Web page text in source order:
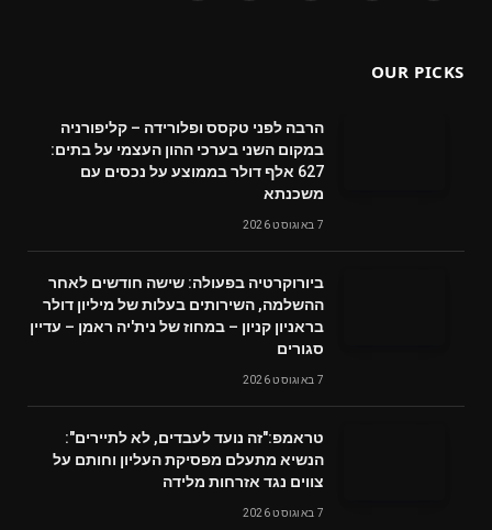
OUR PICKS
הרבה לפני טקסס ופלורידה – קליפורניה
במקום השני בערכי ההון העצמי על בתים:
627 אלף דולר בממוצע על נכסים עם
משכנתא
7 באוגוסט 2026
ביורוקרטיה בפעולה: שישה חודשים לאחר
ההשלמה, השירותים בעלות של מיליון דולר
בראניון קניון – במחוז של נית'יה ראמן – עדיין
סגורים
7 באוגוסט 2026
טראמפ:"זה נועד לעבדים, לא לתיירים":
הנשיא מתעלם מפסיקת העליון וחותם על
צווים נגד אזרחות מלידה
7 באוגוסט 2026